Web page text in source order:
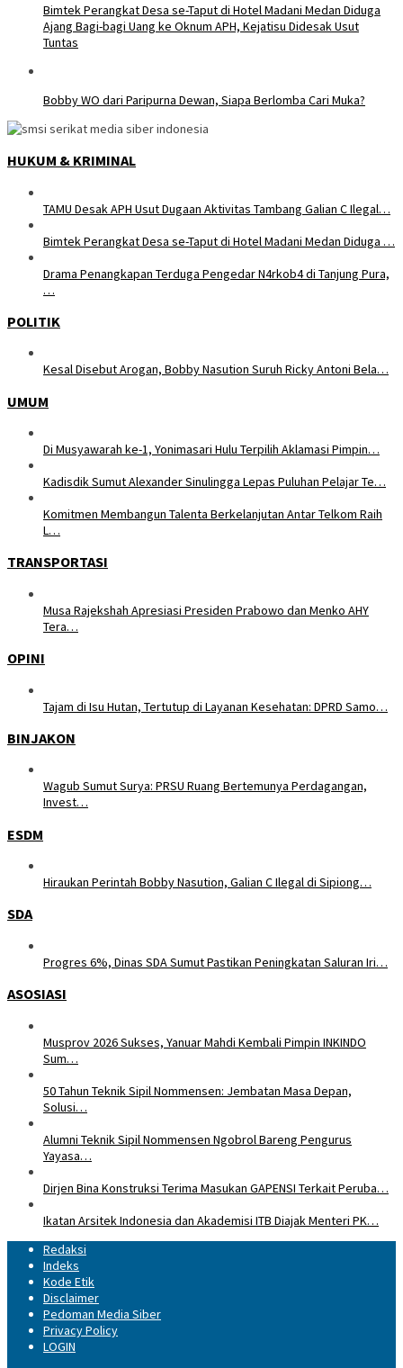
Bimtek Perangkat Desa se-Taput di Hotel Madani Medan Diduga
Ajang Bagi-bagi Uang ke Oknum APH, Kejatisu Didesak Usut
Tuntas
Bobby WO dari Paripurna Dewan, Siapa Berlomba Cari Muka?
HUKUM & KRIMINAL
TAMU Desak APH Usut Dugaan Aktivitas Tambang Galian C Ilegal…
Bimtek Perangkat Desa se-Taput di Hotel Madani Medan Diduga …
Drama Penangkapan Terduga Pengedar N4rkob4 di Tanjung Pura,
…
POLITIK
Kesal Disebut Arogan, Bobby Nasution Suruh Ricky Antoni Bela…
UMUM
Di Musyawarah ke-1, Yonimasari Hulu Terpilih Aklamasi Pimpin…
Kadisdik Sumut Alexander Sinulingga Lepas Puluhan Pelajar Te…
Komitmen Membangun Talenta Berkelanjutan Antar Telkom Raih
L…
TRANSPORTASI
Musa Rajekshah Apresiasi Presiden Prabowo dan Menko AHY
Tera…
OPINI
Tajam di Isu Hutan, Tertutup di Layanan Kesehatan: DPRD Samo…
BINJAKON
Wagub Sumut Surya: PRSU Ruang Bertemunya Perdagangan,
Invest…
ESDM
Hiraukan Perintah Bobby Nasution, Galian C Ilegal di Sipiong…
SDA
Progres 6%, Dinas SDA Sumut Pastikan Peningkatan Saluran Iri…
ASOSIASI
Musprov 2026 Sukses, Yanuar Mahdi Kembali Pimpin INKINDO
Sum…
50 Tahun Teknik Sipil Nommensen: Jembatan Masa Depan,
Solusi…
Alumni Teknik Sipil Nommensen Ngobrol Bareng Pengurus
Yayasa…
Dirjen Bina Konstruksi Terima Masukan GAPENSI Terkait Peruba…
Ikatan Arsitek Indonesia dan Akademisi ITB Diajak Menteri PK…
Redaksi
Indeks
Kode Etik
Disclaimer
Pedoman Media Siber
Privacy Policy
LOGIN